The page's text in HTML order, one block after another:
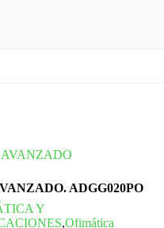
ADGG020PO
Y
,Ofimática